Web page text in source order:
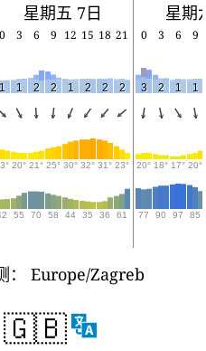
星期五 7日 星期
0 3 6 9 12 15 18 21 0 3 6
9
1 1 2 2 1 2 2 2 3 2 1 1
20° 21° 25° 30° 32° 31° 23° 20° 18° 17° 20°
55 70 58 44 35 36 61 77 90 97 85
： Europe/Zagreb
🇬🇧